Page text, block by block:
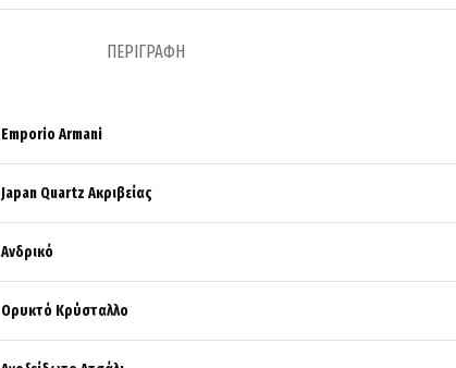
ΠΕΡΙΓΡΑΦΉ
Emporio Armani
Japan Quartz Ακριβείας
Ανδρικό
Ορυκτό Κρύσταλλο